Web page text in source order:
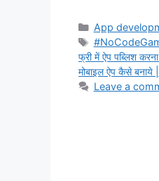
Categories
App
Tags
फ्री में ऐप पब्लिश
मोबाइल ऐप कैसे बनाये |
Leave a